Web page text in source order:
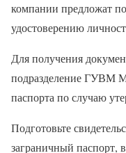
компании предложат
удостоверению
Для получения
подразделение ГУВМ
паспорта по случаю
Подготовьте
заграничный паспорт,